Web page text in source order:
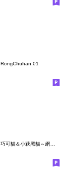
RongChuhan.01
巧可貓＆小萩黑貓～網路鄉民用語～